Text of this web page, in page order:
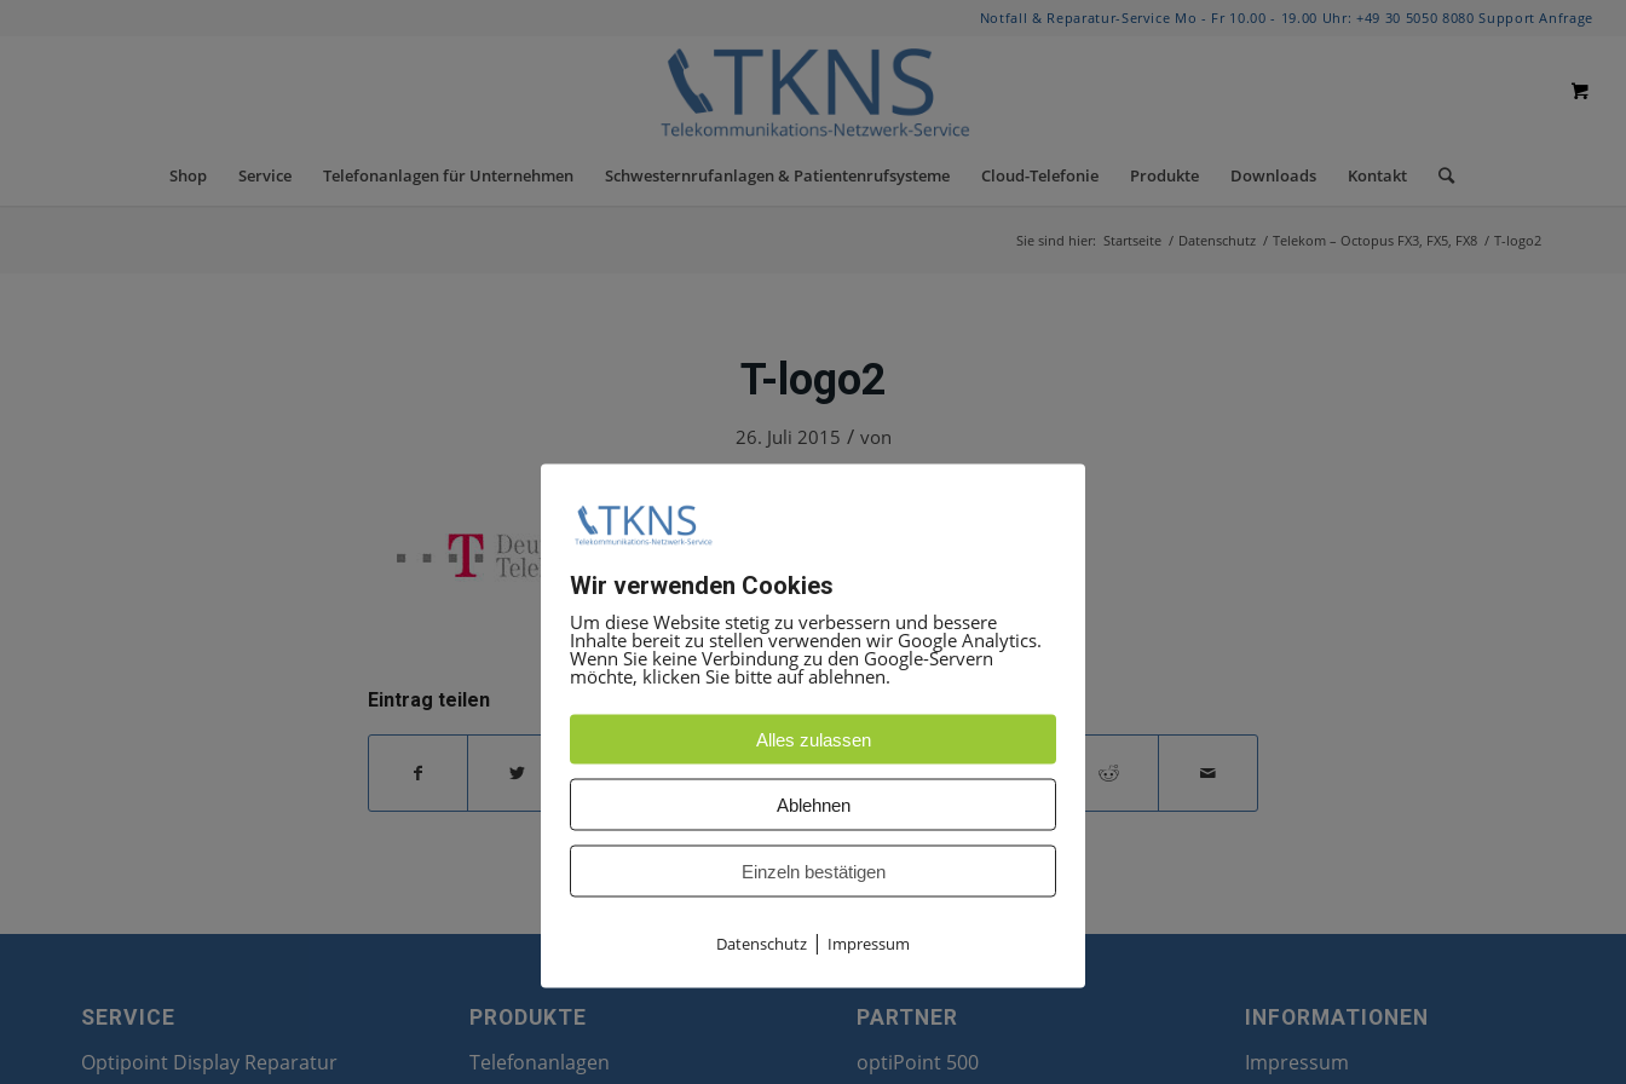
Notfall & Reparatur-Service Mo - Fr 10.00 - 19.00 Uhr: +49 30 5050 8080 Support Anfrage
Shop Service Telefonanlagen für Unternehmen Schwesternrufanlagen & Patientenrufsysteme Cloud-Telefonie Produkte Downloads Kontakt
Sie sind hier: Startseite / Datenschutz / Telekom – Octopus FX3, FX5, FX8 / T-logo2
T-logo2
26. Juli 2015 / von
Eintrag teilen
SERVICE
Optipoint Display Reparatur
PRODUKTE
Telefonanlagen
PARTNER
optiPoint 500
INFORMATIONEN
Impressum
Wir verwenden Cookies
Um diese Website stetig zu verbessern und bessere
Inhalte bereit zu stellen verwenden wir Google Analytics.
Wenn Sie keine Verbindung zu den Google-Servern
möchte, klicken Sie bitte auf ablehnen.
Alles zulassen
Ablehnen
Einzeln bestätigen
Datenschutz | Impressum